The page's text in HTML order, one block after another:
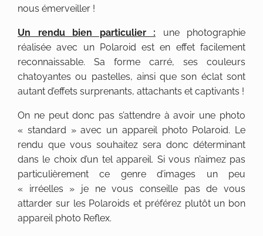
nous émerveiller !
Un rendu bien particulier : une photographie
réalisée avec un Polaroid est en effet facilement
reconnaissable. Sa forme carré, ses couleurs
chatoyantes ou pastelles, ainsi que son éclat sont
autant d’effets surprenants, attachants et captivants !
On ne peut donc pas s’attendre à avoir une photo
« standard » avec un appareil photo Polaroid. Le
rendu que vous souhaitez sera donc déterminant
dans le choix d’un tel appareil. Si vous n’aimez pas
particulièrement ce genre d’images un peu
« irréelles » je ne vous conseille pas de vous
attarder sur les Polaroids et préférez plutôt un bon
appareil photo Reflex.